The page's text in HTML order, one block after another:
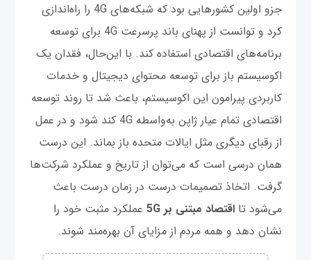
جزو اولین کشورهایی بود که شبکه‌های 4G را راه‌اندازی
کرد و توانست از پهنای باند پرسرعت 4G برای توسعه
برنامه‌های اقتصاد‌ی استفاده کند. با این‌حال، فقدان یک
اکوسیستم باز برای توسعه محتوای دیجیتال و خدمات
کاربردی پیرامون این اکوسیستم، باعث شد تا روند توسعه
اقتصادی تمام عیار ژاپن به‌واسطه 4G کند شود و در عمل
از رقبای دیگری مثل ایالات متحده باز بماند. این درست
همان درسی است که می‌توان از تاریخ و عملکرد شرکت‌ها
گرفت. اتخاذ تصمیمات درست در زمان درست باعث
می‌شود تااقتصاد مبتنی بر 5G
عملکرد مثبت خود را
نشان دهد و همه مردم از مزایای آن بهره‌مند شوند.